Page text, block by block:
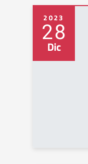
2023
28
Dic